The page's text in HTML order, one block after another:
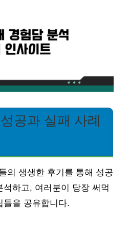
공과 실패 사례
의 생생한 후기를 통해 성공
하고, 여러분이 당장 써먹
들을 공유합니다.